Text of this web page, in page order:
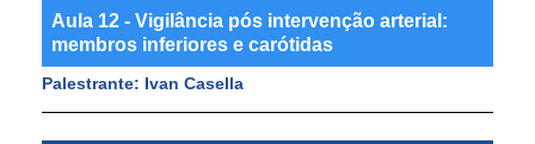
Aula 12 - Vigilância pós intervenção arterial:
membros inferiores e carótidas
Palestrante: Ivan Casella